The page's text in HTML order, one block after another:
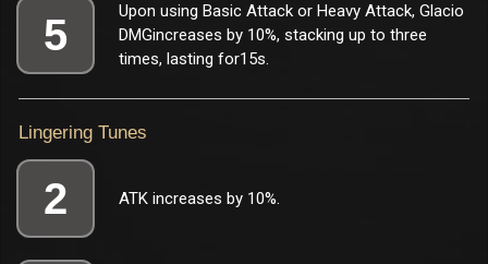
5
Upon using Basic Attack or Heavy Attack, Glacio
DMGincreases by 10%, stacking up to three
times, lasting for15s.
Lingering Tunes
2 ATK increases by 10%.